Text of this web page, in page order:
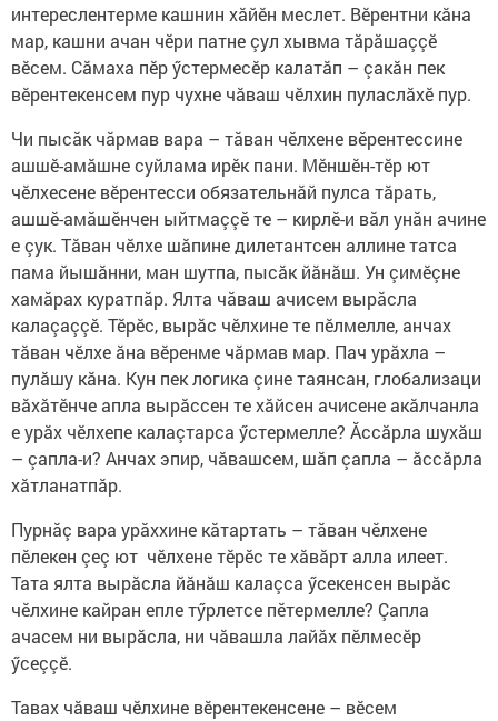
интереслентерме кашнин хăйӗн меслет. Вӗрентни кăна
мар, кашни ачан чӗри патне çул хывма тăрăшаççӗ
вӗсем. Сăмаха пӗр ӳстермесӗр калатăп – çакăн пек
вӗрентекенсем пур чухне чăваш чӗлхин пуласлăхӗ пур.
Чи пысăк чăрмав вара – тăван чӗлхене вӗрентессине
ашшӗ-амăшне суйлама ирӗк пани. Мӗншӗн-тӗр ют
чӗлхесене вӗрентесси обязательнăй пулса тăрать,
ашшӗ-амăшӗнчен ыйтмаççӗ те – кирлӗ-и вăл унăн ачине
е çук. Тăван чӗлхе шăпине дилетантсен аллине татса
пама йышăнни, ман шутпа, пысăк йăнăш. Ун çимӗçне
хамăрах куратпăр. Ялта чăваш ачисем вырăсла
калаçаççӗ. Тӗрӗс, вырăс чӗлхине те пӗлмелле, анчах
тăван чӗлхе ăна вӗренме чăрмав мар. Пач урăхла –
пулăшу кăна. Кун пек логика çине таянсан, глобализаци
вăхăтӗнче апла вырăссен те хăйсен ачисене акăлчанла
е урăх чӗлхепе калаçтарса ӳстермелле? Ăссăрла шухăш
– çапла-и? Анчах эпир, чăвашсем, шăп çапла – ăссăрла
хăтланатпăр.
Пурнăç вара урăххине кăтартать – тăван чӗлхене
пӗлекен çеç ют чӗлхене тӗрӗс те хăвăрт алла илеет.
Тата ялта вырăсла йăнăш калаçса ӳсекенсен вырăс
чӗлхине кайран епле тӳрлетсе пӗтермелле? Çапла
ачасем ни вырăсла, ни чăвашла лайăх пӗлмесӗр
ӳсеççӗ.
Тавах чăваш чӗлхине вӗрентекенсене – вӗсем